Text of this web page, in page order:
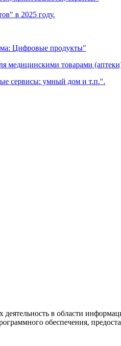
в 2025 году.
Цифровые продукты"
медицинскими товарами
сервисы: умный дом и т.п.".
в области
обеспечения,